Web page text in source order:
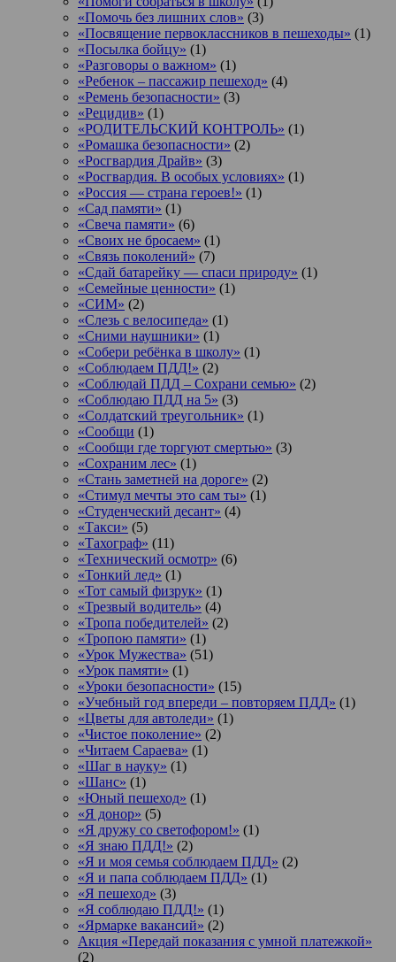
«Помочь без лишних слов» (3)
«Посвящение первоклассников в пешеходы» (1)
«Посылка бойцу» (1)
«Разговоры о важном» (1)
«Ребенок – пассажир пешеход» (4)
«Ремень безопасности» (3)
«Рецидив» (1)
«РОДИТЕЛЬСКИЙ КОНТРОЛЬ» (1)
«Ромашка безопасности» (2)
«Росгвардия Драйв» (3)
«Росгвардия. В особых условиях» (1)
«Россия — страна героев!» (1)
«Сад памяти» (1)
«Свеча памяти» (6)
«Своих не бросаем» (1)
«Связь поколений» (7)
«Сдай батарейку — спаси природу» (1)
«Семейные ценности» (1)
«СИМ» (2)
«Слезь с велосипеда» (1)
«Сними наушники» (1)
«Собери ребёнка в школу» (1)
«Соблюдаем ПДД!» (2)
«Соблюдай ПДД – Сохрани семью» (2)
«Соблюдаю ПДД на 5» (3)
«Солдатский треугольник» (1)
«Сообщи (1)
«Сообщи где торгуют смертью» (3)
«Сохраним лес» (1)
«Стань заметней на дороге» (2)
«Стимул мечты это сам ты» (1)
«Студенческий десант» (4)
«Такси» (5)
«Тахограф» (11)
«Технический осмотр» (6)
«Тонкий лед» (1)
«Тот самый физрук» (1)
«Трезвый водитель» (4)
«Тропа победителей» (2)
«Тропою памяти» (1)
«Урок Мужества» (51)
«Урок памяти» (1)
«Уроки безопасности» (15)
«Учебный год впереди – повторяем ПДД» (1)
«Цветы для автоледи» (1)
«Чистое поколение» (2)
«Читаем Сараева» (1)
«Шаг в науку» (1)
«Шанс» (1)
«Юный пешеход» (1)
«Я донор» (5)
«Я дружу со светофором!» (1)
«Я знаю ПДД!» (2)
«Я и моя семья соблюдаем ПДД» (2)
«Я и папа соблюдаем ПДД» (1)
«Я пешеход» (3)
«Я соблюдаю ПДД!» (1)
«Ярмарке вакансий» (2)
Акция «Передай показания с умной платежкой»
(2)